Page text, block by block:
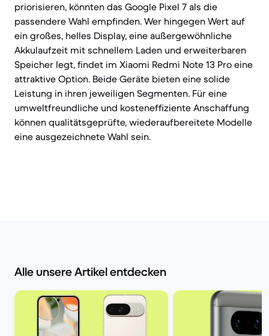
priorisieren, könnten das Google Pixel 7 als die
passendere Wahl empfinden. Wer hingegen Wert auf
ein großes, helles Display, eine außergewöhnliche
Akkulaufzeit mit schnellem Laden und erweiterbaren
Speicher legt, findet im Xiaomi Redmi Note 13 Pro eine
attraktive Option. Beide Geräte bieten eine solide
Leistung in ihren jeweiligen Segmenten. Für eine
umweltfreundliche und kosteneffiziente Anschaffung
können qualitätsgeprüfte, wiederaufbereitete Modelle
eine ausgezeichnete Wahl sein.
Alle unsere Artikel entdecken